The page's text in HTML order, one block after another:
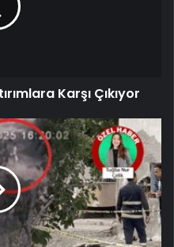
Karşı Çıkıyor